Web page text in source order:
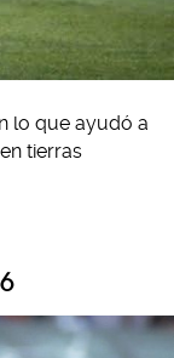
lo que ayudó a
tierras